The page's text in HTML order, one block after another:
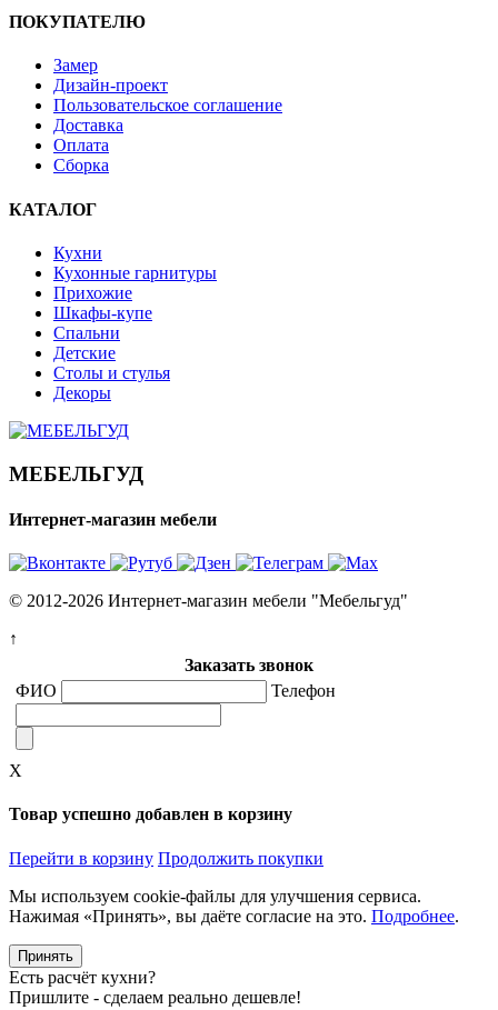
ПОКУПАТЕЛЮ
Замер
Дизайн-проект
Пользовательское соглашение
Доставка
Оплата
Сборка
КАТАЛОГ
Кухни
Кухонные гарнитуры
Прихожие
Шкафы-купе
Спальни
Детские
Столы и стулья
Декоры
МЕБЕЛЬГУД
Интернет-магазин мебели
© 2012-2026 Интернет-магазин мебели "Мебельгуд"
↑
Заказать звонок
ФИО
Телефон
X
Товар успешно добавлен в корзину
Перейти в корзину Продолжить покупки
Мы используем cookie-файлы для улучшения сервиса.
Нажимая «Принять», вы даёте согласие на это. Подробнее.
Принять
Есть расчёт кухни?
Пришлите - сделаем реально дешевле!